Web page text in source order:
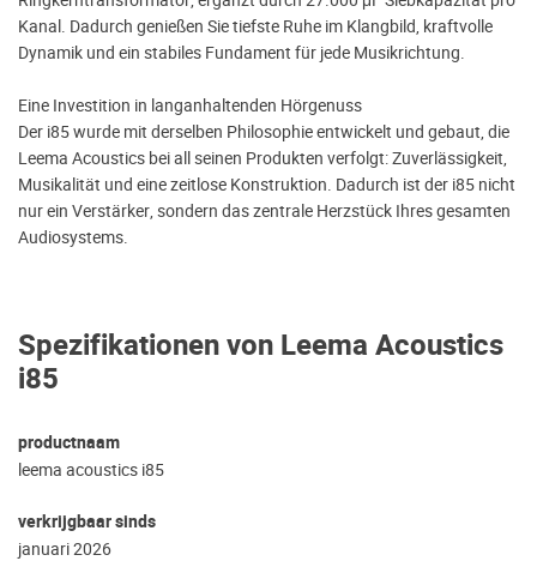
Spezifikationen von Leema Acoustics
i85
productnaam
leema acoustics i85
verkrijgbaar sinds
januari 2026
Kanal. Dadurch genießen Sie tiefste Ruhe im Klangbild, kraftvolle
Dynamik und ein stabiles Fundament für jede Musikrichtung.
Eine Investition in langanhaltenden Hörgenuss
Der i85 wurde mit derselben Philosophie entwickelt und gebaut, die
Leema Acoustics bei all seinen Produkten verfolgt: Zuverlässigkeit,
Musikalität und eine zeitlose Konstruktion. Dadurch ist der i85 nicht
nur ein Verstärker, sondern das zentrale Herzstück Ihres gesamten
Audiosystems.